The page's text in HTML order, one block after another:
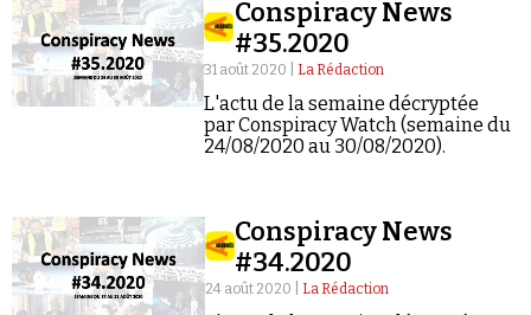
Conspiracy News
#35.2020
31 août 2020 | La Rédaction
L'actu de la semaine décryptée
par Conspiracy Watch (semaine du
24/08/2020 au 30/08/2020).
Conspiracy News
#34.2020
24 août 2020 | La Rédaction